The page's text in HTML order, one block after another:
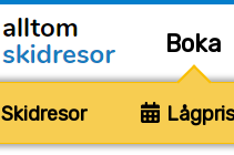
Boka
Skidresor